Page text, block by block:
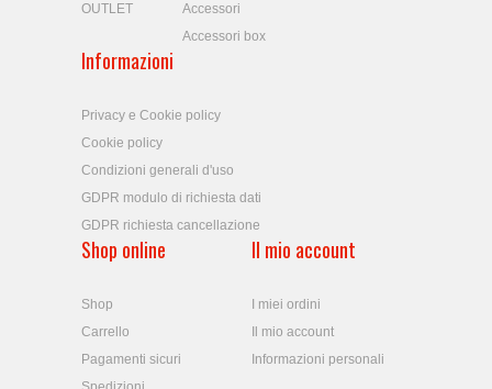
OUTLET
Accessori
Accessori box
Informazioni
Privacy e Cookie policy
Cookie policy
Condizioni generali d'uso
GDPR modulo di richiesta dati
GDPR richiesta cancellazione
Shop online
Shop
Carrello
Pagamenti sicuri
Il mio account
I miei ordini
Il mio account
Informazioni personali